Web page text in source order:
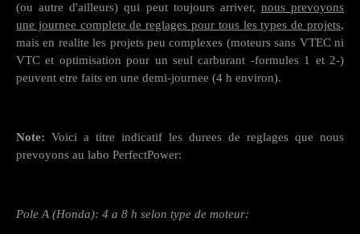
(ou autre d'ailleurs) qui peut toujours arriver, nous prevoyons
une journee complete de reglages pour tous les types de projets,
mais en realite les projets peu complexes (moteurs sans VTEC ni
VTC et optimisation pour un seul carburant -formules 1 et 2-)
peuvent etre faits en une demi-journee (4 h environ).
Note: Voici a titre indicatif les durees de reglages que nous
prevoyons au labo PerfectPower:
Pole A (Honda): 4 a 8 h selon type de moteur: